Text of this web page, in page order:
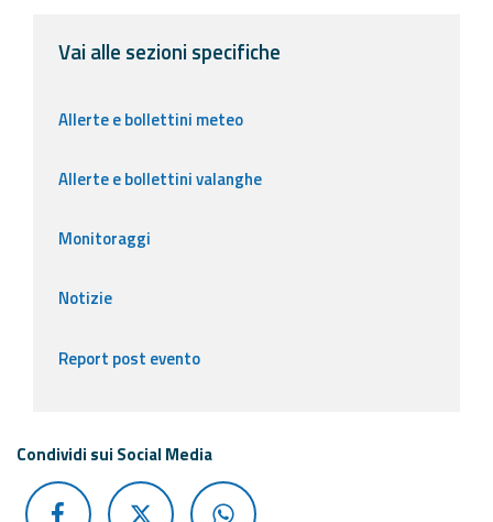
Vai alle sezioni specifiche
Allerte e bollettini meteo
Allerte e bollettini valanghe
Monitoraggi
Notizie
Report post evento
Condividi sui Social Media